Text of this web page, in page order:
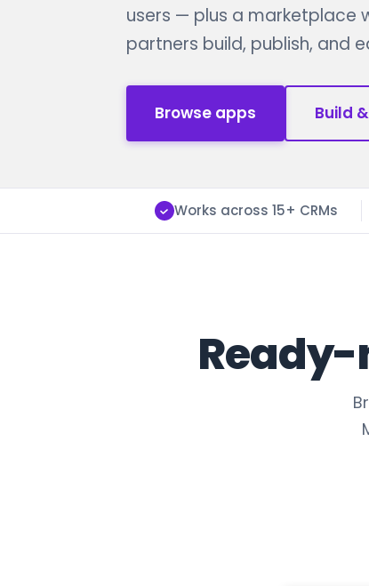
users — plus a marketplace
partners build, publish, and
Browse apps Build
Works across 15+ CRMs